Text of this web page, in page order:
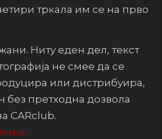
тркала им се на прво
Ниту еден дел, текст
не смее да се
или дистрибуира,
без претходна дозвола
CARclub.